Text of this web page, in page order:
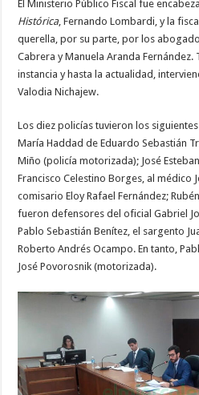
El Ministerio Público Fiscal fue
Histórica, Fernando Lombardi, y la
querella, por su parte, por los
Cabrera y Manuela Aranda Fernández.
instancia y hasta la actualidad,
Valodia Nichajew.
Los diez policías tuvieron los
María Haddad de Eduardo Sebastián
Miño (policía motorizada); José
Francisco Celestino Borges, al médico
comisario Eloy Rafael Fernández;
fueron defensores del oficial Gabriel
Pablo Sebastián Benítez, el sargento
Roberto Andrés Ocampo. En tanto,
José Povorosnik (motorizada).